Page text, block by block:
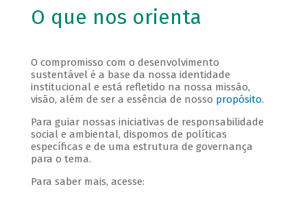
O que nos orienta
O compromisso com o desenvolvimento
sustentável é a base da nossa identidade
institucional e está refletido na nossa missão,
visão, além de ser a essência de nosso propósito.
Para guiar nossas iniciativas de responsabilidade
social e ambiental, dispomos de políticas
específicas e de uma estrutura de governança
para o tema.
Para saber mais, acesse: